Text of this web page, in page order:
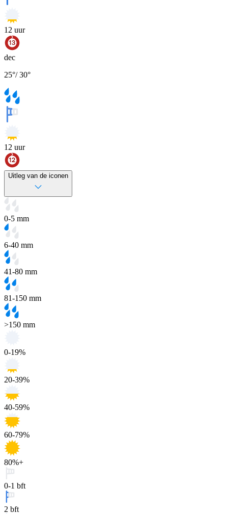
12 uur
dec
25°/30°
12 uur
Uitleg van de iconen
0-5 mm
6-40 mm
41-80 mm
81-150 mm
>150 mm
0-19%
20-39%
40-59%
60-79%
80%+
0-1 bft
2 bft